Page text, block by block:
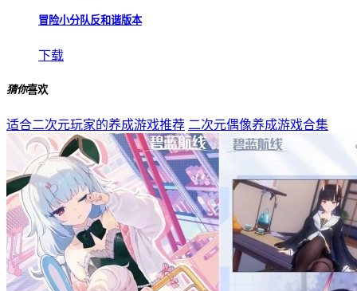
冒险小分队反和谐版本
下载
猜你喜欢
适合二次元玩家的养成游戏推荐 二次元偶像养成游戏合集